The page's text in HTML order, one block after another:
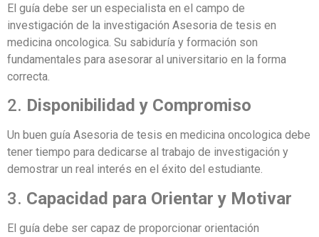
El guía debe ser un especialista en el campo de
investigación de la investigación Asesoria de tesis en
medicina oncologica. Su sabiduría y formación son
fundamentales para asesorar al universitario en la forma
correcta.
2. Disponibilidad y Compromiso
Un buen guía Asesoria de tesis en medicina oncologica debe
tener tiempo para dedicarse al trabajo de investigación y
demostrar un real interés en el éxito del estudiante.
3. Capacidad para Orientar y Motivar
El guía debe ser capaz de proporcionar orientación